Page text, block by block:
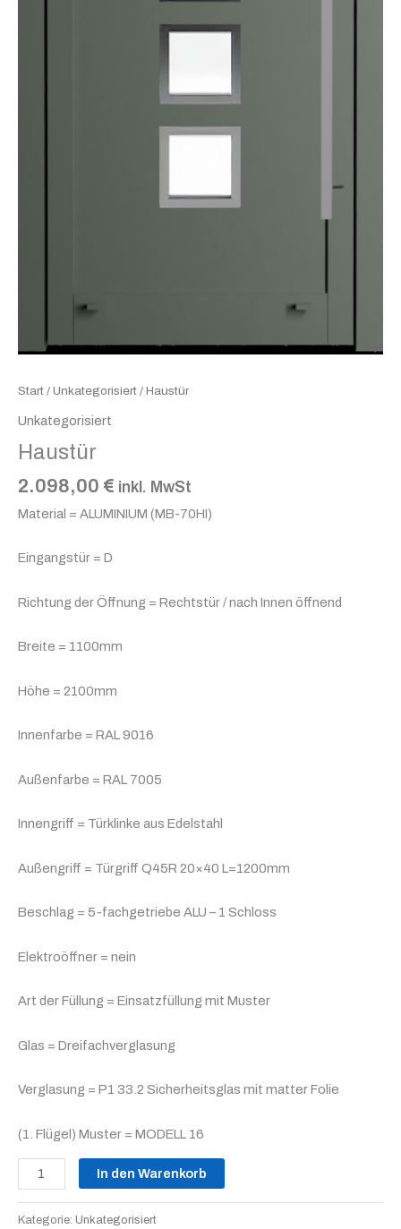
Start / Unkategorisiert / Haustür
Unkategorisiert
Haustür
2.098,00 € inkl. MwSt
Material = ALUMINIUM (MB-70HI)
Eingangstür = D
Richtung der Öffnung = Rechtstür / nach Innen öffnend
Breite = 1100mm
Höhe = 2100mm
Innenfarbe = RAL 9016
Außenfarbe = RAL 7005
Innengriff = Türklinke aus Edelstahl
Außengriff = Türgriff Q45R 20×40 L=1200mm
Beschlag = 5-fachgetriebe ALU – 1 Schloss
Elektroöffner = nein
Art der Füllung = Einsatzfüllung mit Muster
Glas = Dreifachverglasung
Verglasung = P1 33.2 Sicherheitsglas mit matter Folie
(1. Flügel) Muster = MODELL 16
In den Warenkorb
Kategorie: Unkategorisiert